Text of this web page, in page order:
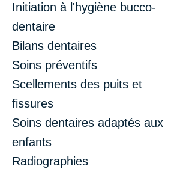
Initiation à l'hygiène bucco-
dentaire
Bilans dentaires
Soins préventifs
Scellements des puits et
fissures
Soins dentaires adaptés aux
enfants
Radiographies